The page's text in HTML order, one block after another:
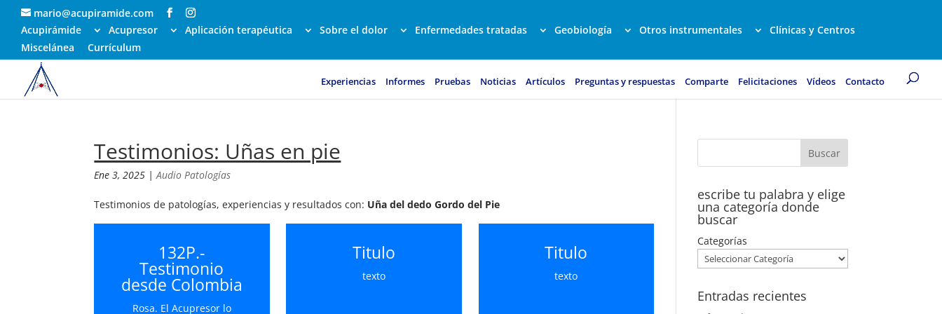
mario@acupiramide.com
Acupirámide
Acupresor Aplicación terapéutica Sobre el dolor Enfermedades tratadas Geobiología Otros instrumentales
Clínicas y Centros
Miscelánea
Currículum
Experiencias Informes Pruebas Noticias Artículos Preguntas y respuestas Comparte Felicitaciones Vídeos Contacto
Testimonios: Uñas en pie
Ene 3, 2025 |Audio Patologías
Testimonios de patologías, experiencias y resultados con: Uña del dedo Gordo del Pie
132P.-
Testimonio
desde Colombia
Rosa. El Acupresor lo
Titulo
texto
Titulo
texto
escribe tu palabra y elige
una categoría donde
buscar
Categorías
Entradas recientes